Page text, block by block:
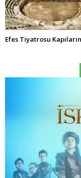
Efes Tiyatrosu